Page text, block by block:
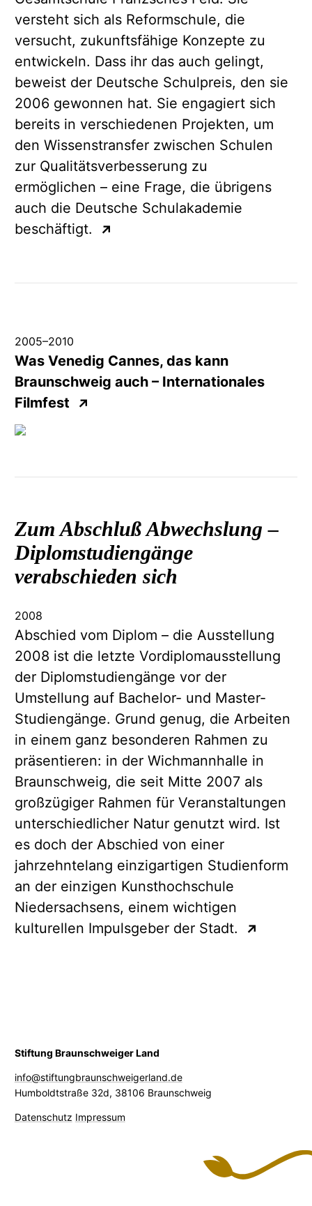
versteht sich als Reformschule, die
versucht, zukunftsfähige Konzepte zu
entwickeln. Dass ihr das auch gelingt,
beweist der Deutsche Schulpreis, den sie
2006 gewonnen hat. Sie engagiert sich
bereits in verschiedenen Projekten, um
den Wissenstransfer zwischen Schulen
zur Qualitätsverbesserung zu
ermöglichen – eine Frage, die übrigens
auch die Deutsche Schulakademie
beschäftigt.
↗
Was Venedig Cannes, das kann
Braunschweig auch – Internationales
Filmfest
↗
2005–2010
Zum Abschluß Abwechslung –
Diplomstudiengänge
verabschieden sich
2008
Abschied vom Diplom – die Ausstellung
2008 ist die letzte Vordiplomausstellung
der Diplomstudiengänge vor der
Umstellung auf Bachelor- und Master-
Studiengänge. Grund genug, die Arbeiten
in einem ganz besonderen Rahmen zu
präsentieren: in der Wichmannhalle in
Braunschweig, die seit Mitte 2007 als
großzügiger Rahmen für Veranstaltungen
unterschiedlicher Natur genutzt wird. Ist
es doch der Abschied von einer
jahrzehntelang einzigartigen Studienform
an der einzigen Kunsthochschule
Niedersachsens, einem wichtigen
kulturellen Impulsgeber der Stadt.
↗
Stiftung Braunschweiger Land
info@stiftungbraunschweigerland.de
Humboldtstraße 32d, 38106 Braunschweig
Datenschutz Impressum